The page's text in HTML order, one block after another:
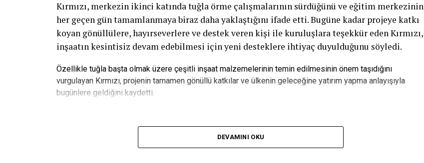
Kırmızı, merkezin ikinci katında tuğla örme çalışmalarının sürdüğünü ve eğitim merkezinin
her geçen gün tamamlanmaya biraz daha yaklaştığını ifade etti. Bugüne kadar projeye katkı
koyan gönüllülere, hayırseverlere ve destek veren kişi ile kuruluşlara teşekkür eden Kırmızı,
inşaatın kesintisiz devam edebilmesi için yeni desteklere ihtiyaç duyulduğunu söyledi.
Özellikle tuğla başta olmak üzere çeşitli inşaat malzemelerinin temin edilmesinin önem taşıdığını
vurgulayan Kırmızı, projenin tamamen gönüllü katkılar ve ülkenin geleceğine yatırım yapma anlayışıyla
bugünlere geldiğini kaydetti.
“Bu Proje Gençlerin Geleceğine Yapılan Yatırımdır”
DEVAMINI OKU